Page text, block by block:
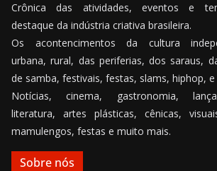
Crônica das atividades, eventos e
destaque da indústria criativa brasileira.
Os acontencimentos da cultura
urbana, rural, das periferias, dos saraus,
de samba, festivais, festas, slams, hiphop,
Notícias, cinema, gastronomia,
literatura, artes plásticas, cênicas,
mamulengos, festas e muito mais.
Sobre nós